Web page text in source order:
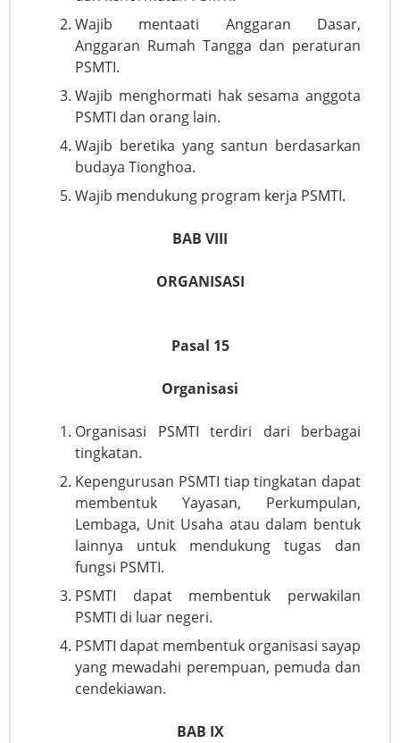
Wajib mentaati Anggaran Dasar,
Anggaran Rumah Tangga dan peraturan
PSMTI.
Wajib menghormati hak sesama anggota
PSMTI dan orang lain.
Wajib beretika yang santun berdasarkan
budaya Tionghoa.
Wajib mendukung program kerja PSMTI.
BAB VIII
ORGANISASI
Pasal 15
Organisasi
Organisasi PSMTI terdiri dari berbagai
tingkatan.
Kepengurusan PSMTI tiap tingkatan dapat
membentuk Yayasan, Perkumpulan,
Lembaga, Unit Usaha atau dalam bentuk
lainnya untuk mendukung tugas dan
fungsi PSMTI.
PSMTI dapat membentuk perwakilan
PSMTI di luar negeri.
PSMTI dapat membentuk organisasi sayap
yang mewadahi perempuan, pemuda dan
cendekiawan.
BAB IX